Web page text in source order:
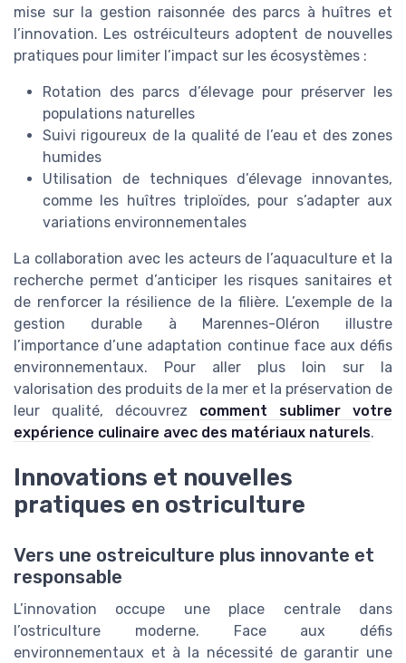
mise sur la gestion raisonnée des parcs à huîtres et
l’innovation. Les ostréiculteurs adoptent de nouvelles
pratiques pour limiter l’impact sur les écosystèmes :
Rotation des parcs d’élevage pour préserver les
populations naturelles
Suivi rigoureux de la qualité de l’eau et des zones
humides
Utilisation de techniques d’élevage innovantes,
comme les huîtres triploïdes, pour s’adapter aux
variations environnementales
La collaboration avec les acteurs de l’aquaculture et la
recherche permet d’anticiper les risques sanitaires et
de renforcer la résilience de la filière. L’exemple de la
gestion durable à Marennes-Oléron illustre
l’importance d’une adaptation continue face aux défis
environnementaux. Pour aller plus loin sur la
valorisation des produits de la mer et la préservation de
leur qualité, découvrez comment sublimer votre
expérience culinaire avec des matériaux naturels.
Innovations et nouvelles
pratiques en ostriculture
Vers une ostreiculture plus innovante et
responsable
L’innovation occupe une place centrale dans
l’ostriculture moderne. Face aux défis
environnementaux et à la nécessité de garantir une